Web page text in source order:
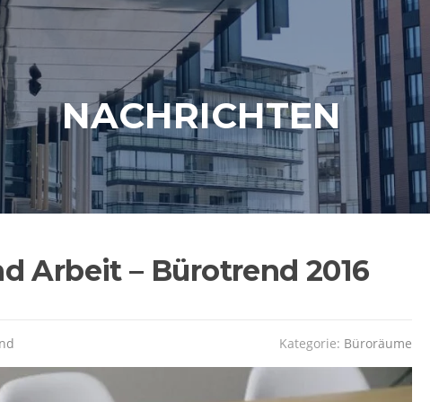
NACHRICHTEN
Arbeit – Bürotrend 2016
Kategorie: Büroräume